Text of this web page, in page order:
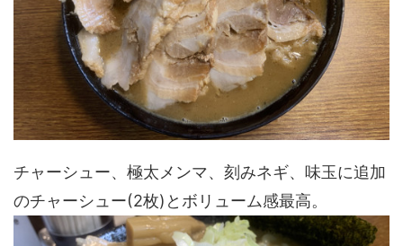
チャーシュー、極太メンマ、刻みネギ、味玉に追加
のチャーシュー(2枚)とボリューム感最高。